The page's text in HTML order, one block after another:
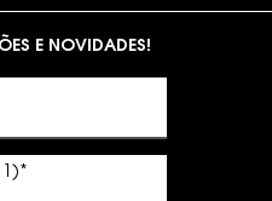
E NOVIDADES!
*